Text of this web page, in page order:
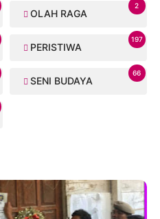
OLAH RAGA
2
PERISTIWA
197
SENI BUDAYA
66